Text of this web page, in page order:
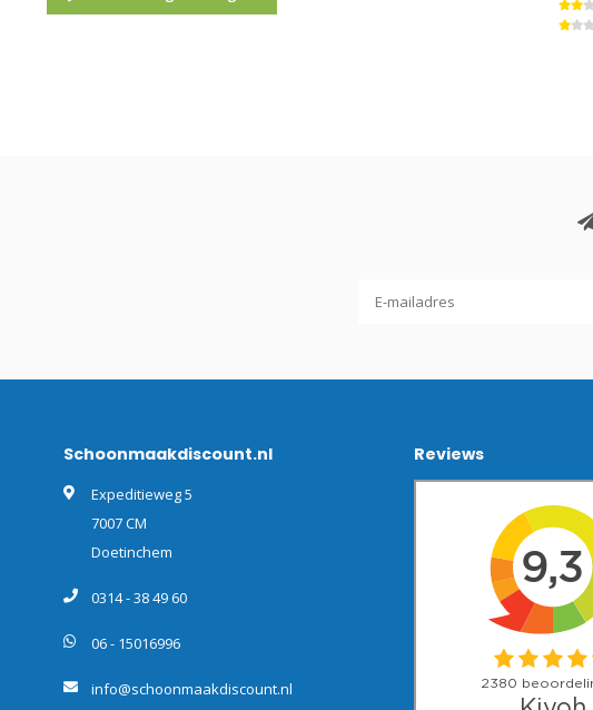
Schoonmaakdiscount.nl
Expeditieweg 5
7007 CM
Doetinchem
0314 - 38 49 60
06 - 15016996
info@schoonmaakdiscount.nl
Reviews